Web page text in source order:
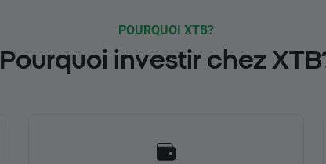
POURQUOI XTB?
Pourquoi investir chez